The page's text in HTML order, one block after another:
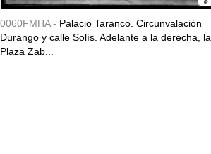
0060FMHA - Palacio Taranco. Circunvalación
Durango y calle Solís. Adelante a la derecha, la
Plaza Zab...